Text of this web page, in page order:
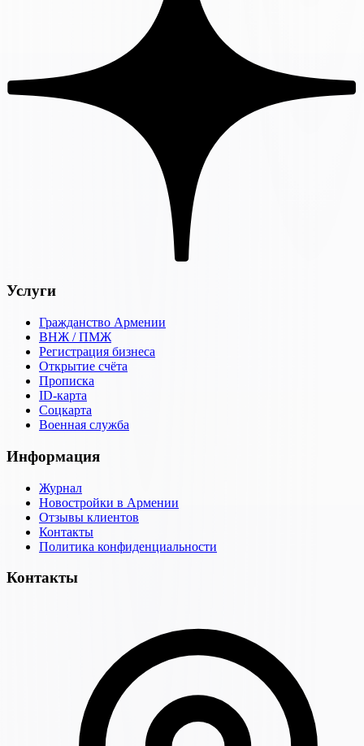
Услуги
Гражданство Армении
ВНЖ / ПМЖ
Регистрация бизнеса
Открытие счёта
Прописка
ID-карта
Соцкарта
Военная служба
Информация
Журнал
Новостройки в Армении
Отзывы клиентов
Контакты
Политика конфиденциальности
Контакты